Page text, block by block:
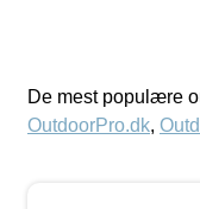
De mest populære
OutdoorPro.dk,